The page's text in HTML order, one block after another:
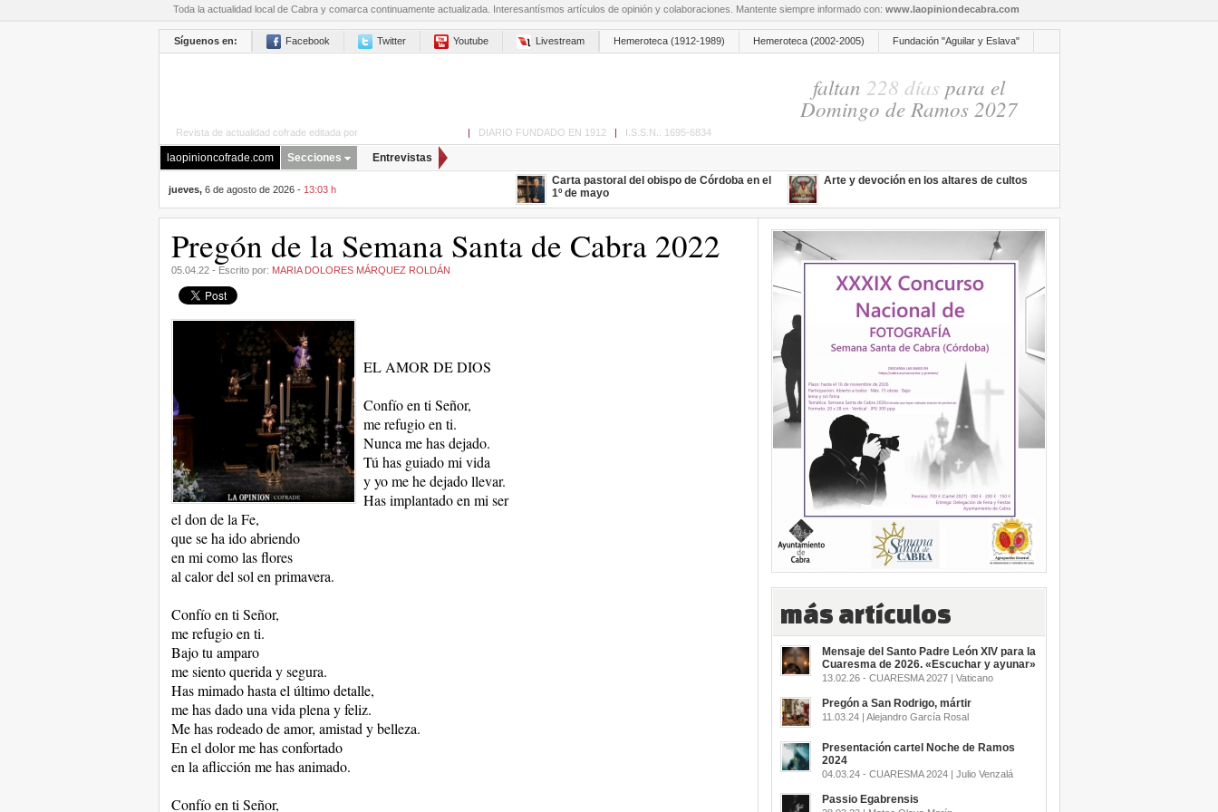
Toda la actualidad local de Cabra y comarca continuamente actualizada. Interesantísmos artículos de opinión y colaboraciones. Mantente siempre informado con: www.laopiniondecabra.com
Síguenos en: Facebook Twitter Youtube Livestream Hemeroteca (1912-1989) Hemeroteca (2002-2005) Fundación "Aguilar y Eslava"
faltan 228 días para el
Domingo de Ramos 2027
Revista de actualidad cofrade editada por | DIARIO FUNDADO EN 1912 | I.S.S.N.: 1695-6834
laopinioncofrade.com Secciones Entrevistas
jueves,6 de agosto de 2026 - 13:03 h
Carta pastoral del obispo de Córdoba en el
1º de mayo
Arte y devoción en los altares de cultos
Pregón de la Semana Santa de Cabra 2022
05.04.22 - Escrito por: MARIA DOLORES MÁRQUEZ ROLDÁN
EL AMOR DE DIOS
Confío en ti Señor,
me refugio en ti.
Nunca me has dejado.
Tú has guiado mi vida
y yo me he dejado llevar.
Has implantado en mi ser
el don de la Fe,
que se ha ido abriendo
en mi como las flores
al calor del sol en primavera.
Confío en ti Señor,
me refugio en ti.
Bajo tu amparo
me siento querida y segura.
Has mimado hasta el último detalle,
me has dado una vida plena y feliz.
Me has rodeado de amor, amistad y belleza.
En el dolor me has confortado
en la aflicción me has animado.
Confío en ti Señor,
más artículos
Mensaje del Santo Padre León XIV para la
Cuaresma de 2026. «Escuchar y ayunar»
13.02.26 - CUARESMA 2027 | Vaticano
Pregón a San Rodrigo, mártir
11.03.24 | Alejandro García Rosal
Presentación cartel Noche de Ramos
2024
04.03.24 - CUARESMA 2024 | Julio Venzalá
Passio Egabrensis